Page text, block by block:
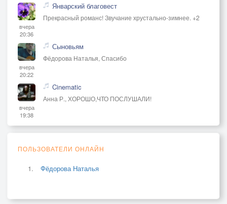
вчера
20:36
Январский благовест
Прекрасный романс! Звучание хрустально-зимнее. +2
вчера
20:22
Сыновьям
Фёдорова Наталья, Спасибо
вчера
19:38
Cinematic
Анна Р., ХОРОШО,ЧТО ПОСЛУШАЛИ!
ПОЛЬЗОВАТЕЛИ ОНЛАЙН
Фёдорова Наталья